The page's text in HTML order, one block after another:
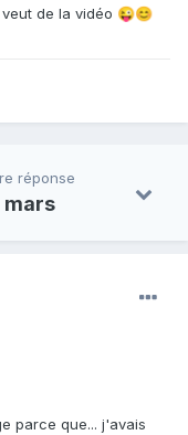
de la vidéo 😜😊
réponse
mars
parce que... j'avais